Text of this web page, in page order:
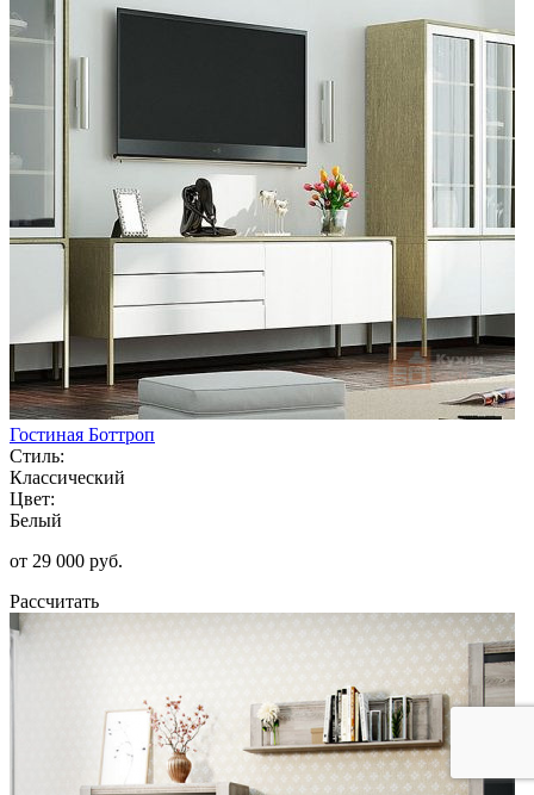
Гостиная Боттроп
Стиль:
Классический
Цвет:
Белый
от 29 000 руб.
Рассчитать